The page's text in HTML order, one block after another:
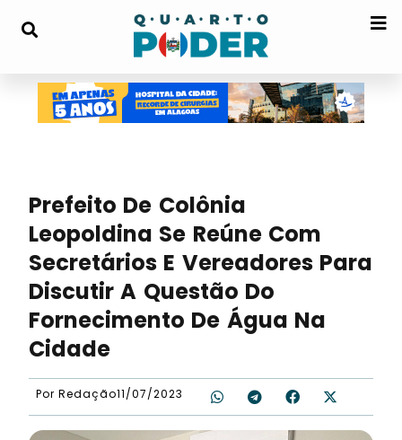
Prefeito De Colônia
Leopoldina Se Reúne Com
Secretários E Vereadores Para
Discutir A Questão Do
Fornecimento De Água Na
Cidade
Por Redação11/07/2023